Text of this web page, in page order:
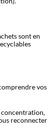
sont en
vos
reconnecter